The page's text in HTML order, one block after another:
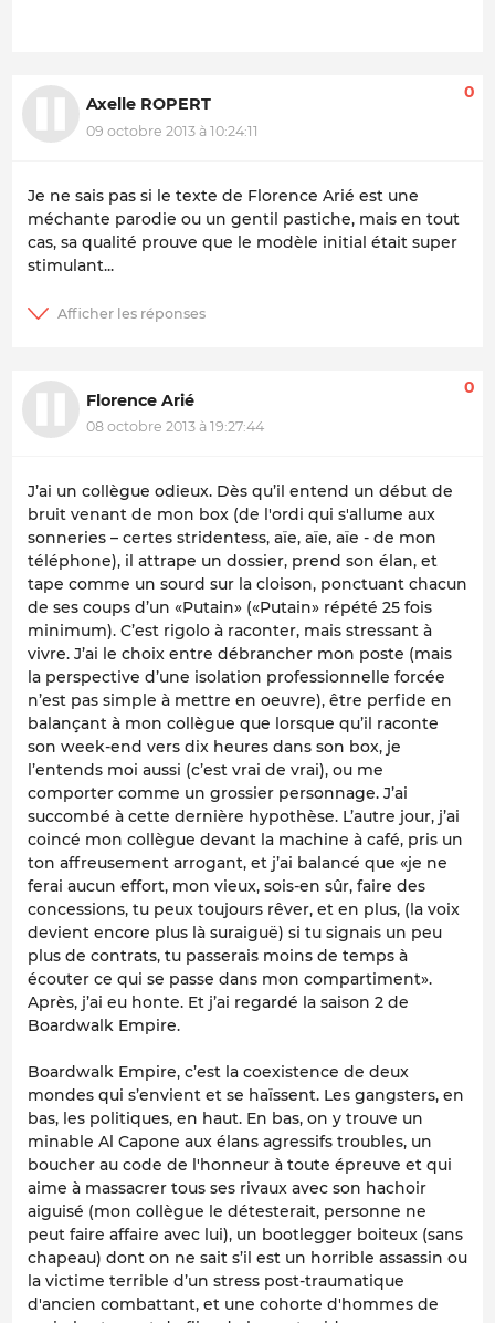
Axelle ROPERT
09 octobre 2013 à 10:24:11
0
Je ne sais pas si le texte de Florence Arié est une
méchante parodie ou un gentil pastiche, mais en tout
cas, sa qualité prouve que le modèle initial était super
stimulant...
Florence Arié
08 octobre 2013 à 19:27:44
0
J’ai un collègue odieux. Dès qu’il entend un début de
bruit venant de mon box (de l'ordi qui s'allume aux
sonneries – certes stridentess, aïe, aïe, aïe - de mon
téléphone), il attrape un dossier, prend son élan, et
tape comme un sourd sur la cloison, ponctuant chacun
de ses coups d’un «Putain» («Putain» répété 25 fois
minimum). C’est rigolo à raconter, mais stressant à
vivre. J’ai le choix entre débrancher mon poste (mais
la perspective d’une isolation professionnelle forcée
n’est pas simple à mettre en oeuvre), être perfide en
balançant à mon collègue que lorsque qu’il raconte
son week-end vers dix heures dans son box, je
l’entends moi aussi (c’est vrai de vrai), ou me
comporter comme un grossier personnage. J’ai
succombé à cette dernière hypothèse. L’autre jour, j’ai
coincé mon collègue devant la machine à café, pris un
ton affreusement arrogant, et j’ai balancé que «je ne
ferai aucun effort, mon vieux, sois-en sûr, faire des
concessions, tu peux toujours rêver, et en plus, (la voix
devient encore plus là suraiguë) si tu signais un peu
plus de contrats, tu passerais moins de temps à
écouter ce qui se passe dans mon compartiment».
Après, j’ai eu honte. Et j’ai regardé la saison 2 de
Boardwalk Empire.
Boardwalk Empire, c’est la coexistence de deux
mondes qui s’envient et se haïssent. Les gangsters, en
bas, les politiques, en haut. En bas, on y trouve un
minable Al Capone aux élans agressifs troubles, un
boucher au code de l'honneur à toute épreuve et qui
aime à massacrer tous ses rivaux avec son hachoir
aiguisé (mon collègue le détesterait, personne ne
peut faire affaire avec lui), un bootlegger boiteux (sans
chapeau) dont on ne sait s’il est un horrible assassin ou
la victime terrible d’un stress post-traumatique
d'ancien combattant, et une cohorte d'hommes de